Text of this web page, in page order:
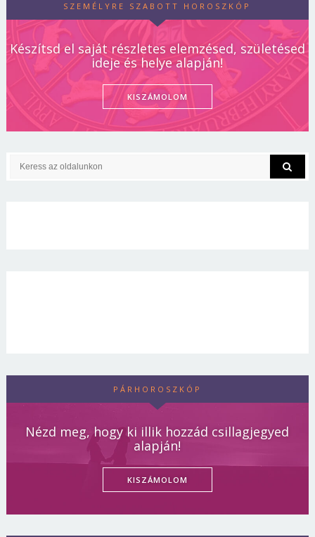
SZEMÉLYRE SZABOTT HOROSZKÓP
Készítsd el saját részletes elemzésed, születésed
ideje és helye alapján!
KISZÁMOLOM
PÁRHOROSZKÓP
Nézd meg, hogy ki illik hozzád csillagjegyed
alapján!
KISZÁMOLOM